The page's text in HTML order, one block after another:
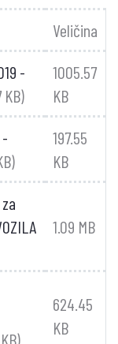
Veličina
-
KB)
1005.57
KB
197.55
KB
1.09 MB
624.45
KB